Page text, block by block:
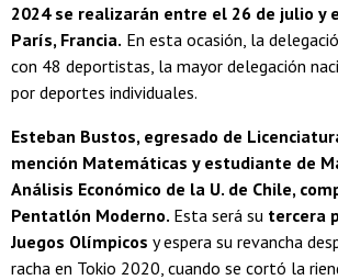
2024 se realizarán entre el 26 de julio y
París, Francia. En esta ocasión, la
con 48 deportistas, la mayor delegación
por deportes individuales.
Esteban Bustos, egresado de
mención Matemáticas y estudiante de
Análisis Económico de la U. de Chile,
Pentatlón Moderno. Esta será su tercera
Juegos Olímpicos y espera su revancha
racha en Tokio 2020, cuando se cortó la